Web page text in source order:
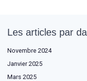
Les articles par
Novembre 2024
Janvier 2025
Mars 2025